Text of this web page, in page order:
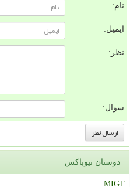
نام:
ایمیل:
نظر:
سوال:
دوستان نیوباکس
MIGT